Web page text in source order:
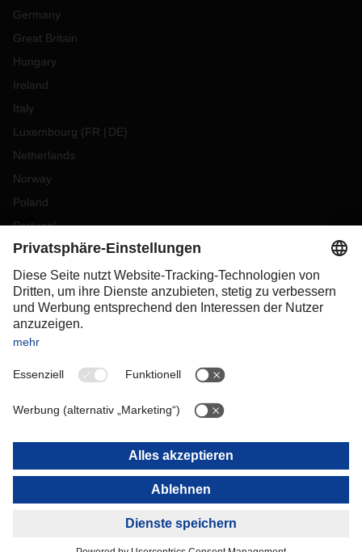
Germany
Great Britain
Hungary
Ireland
Italy
Luxembourg (FR DE)
Netherlands
Norway
Poland
Portugal
Romania
Slovakia
Spain
Sweden
Switzerland
OCEANIA